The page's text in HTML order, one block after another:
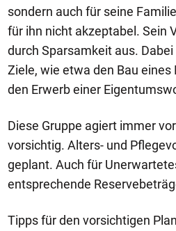
sondern auch für seine
für ihn nicht akzeptabel. Sein
durch Sparsamkeit aus.
Ziele, wie etwa den Bau
den Erwerb einer
Diese Gruppe agiert immer
vorsichtig. Alters- und
geplant. Auch für
entsprechende
Tipps für den vorsichtigen